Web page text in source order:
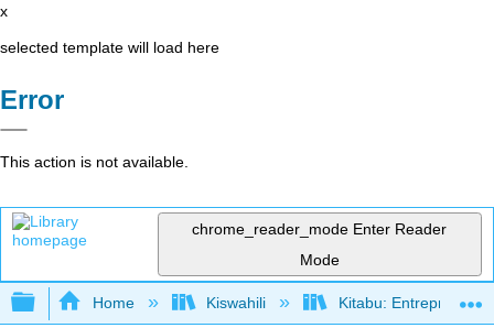
x
selected template will load here
Error
This action is not available.
chrome_reader_mode Enter Reader
Mode
Expand/collapse global hierarchy
Home Kiswahili Kitabu: